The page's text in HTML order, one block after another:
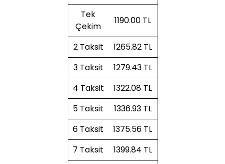
Tek
Çekim
1190.00 TL
2 Taksit
1265.82 TL
3 Taksit
1279.43 TL
4 Taksit
1322.08 TL
5 Taksit
1336.93 TL
6 Taksit
1375.56 TL
7 Taksit
1399.84 TL